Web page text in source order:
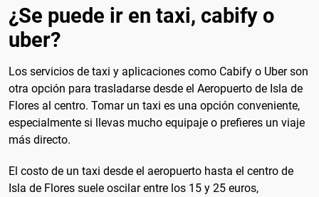
¿Se puede ir en taxi, cabify o
uber?
Los servicios de taxi y aplicaciones como Cabify o Uber son
otra opción para trasladarse desde el Aeropuerto de Isla de
Flores al centro. Tomar un taxi es una opción conveniente,
especialmente si llevas mucho equipaje o prefieres un viaje
más directo.
El costo de un taxi desde el aeropuerto hasta el centro de
Isla de Flores suele oscilar entre los 15 y 25 euros,